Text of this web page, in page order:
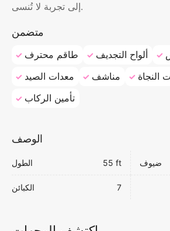
إلى تجربة لا تُنسى.
متضمن
طاقم محترف ألواح التجديف
معدات الصيد
مناشف
النجاة
تأمين الركاب
الوصف
الطول 55 ft ضيوف
الكبائن 7